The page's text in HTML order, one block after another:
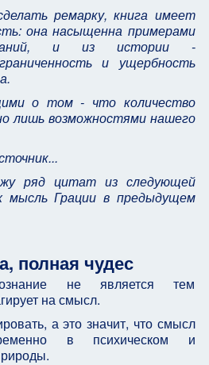
ремарку, книга имеет
она насыщенна примерами
и из истории -
и ущербность
о том - что количество
лишь возможностями нашего
ряд цитат из следующей
мысль Грации в предыдущем
полная чудес
не является тем
на смысл.
а это значит, что смысл
в психическом и